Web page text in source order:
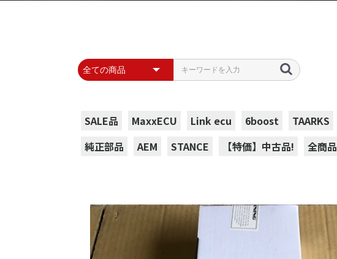
SALE品 MaxxECU Link ecu 6boost TAARKS
純正部品
AEM STANCE 【特価】中古品! 全商品